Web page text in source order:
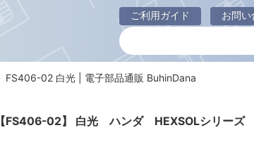
ご利用ガイド お問い
【FS406-02】 白光 ハンダ HEXSOLシリーズ
FS406-02 白光 | 電子部品通販 BuhinDana